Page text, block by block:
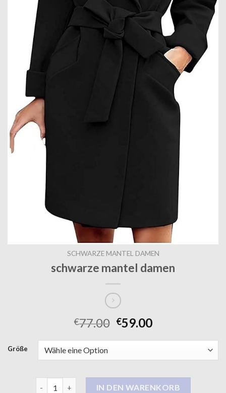
SCHWARZE MANTEL DAMEN
schwarze mantel damen
€77.00 €59.00
Größe
IN DEN WARENKORB